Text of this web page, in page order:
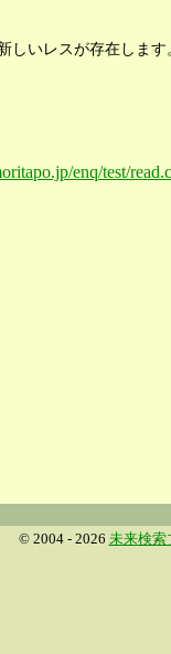
いレスが存在しま
enq/test/
© 2004 - 2026 未来検索